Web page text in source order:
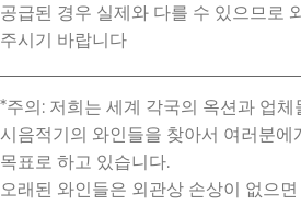
*주의: 저희는 세계 각국의 옥션과 업
시음적기의 와인들을 찾아서 여러분에
목표로 하고 있습니다.
오래된 와인들은 외관상 손상이 없으